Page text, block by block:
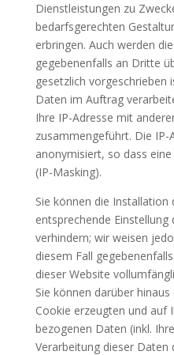
Dienstleistungen zu
bedarfsgerechten
erbringen. Auch werden
gegebenenfalls an Dritte
gesetzlich
Daten im Auftrag
Ihre IP-Adresse mit
zusammengeführt. Die IP-
anonymisiert, so dass
(IP-Masking).
Sie können die Installation
entsprechende
verhindern; wir weisen
diesem Fall
dieser Website
Sie können darüber
Cookie erzeugten und auf
bezogenen Daten (inkl.
Verarbeitung dieser Daten